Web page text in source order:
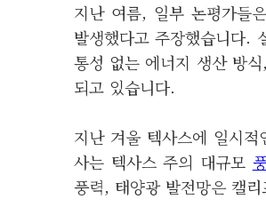
지난 여름, 일부 논평가들
발생했다고 주장했습니다.
통성 없는 에너지 생산 방
되고 있습니다.
지난 겨울 텍사스에 일시
사는 텍사스 주의 대규모
풍력, 태양광 발전망은 캘